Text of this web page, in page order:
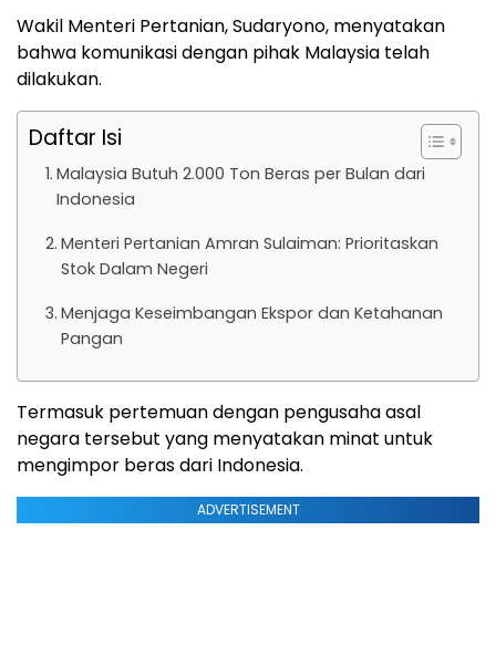
Wakil Menteri Pertanian, Sudaryono, menyatakan
bahwa komunikasi dengan pihak Malaysia telah
dilakukan.
Daftar Isi
Malaysia Butuh 2.000 Ton Beras per Bulan dari
Indonesia
Menteri Pertanian Amran Sulaiman: Prioritaskan
Stok Dalam Negeri
Menjaga Keseimbangan Ekspor dan Ketahanan
Pangan
Termasuk pertemuan dengan pengusaha asal
negara tersebut yang menyatakan minat untuk
mengimpor beras dari Indonesia.
ADVERTISEMENT